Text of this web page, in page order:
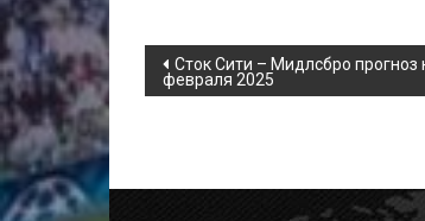
Навигация
по
записям
Сток Сити – Мидлсбро прогноз
февраля 2025